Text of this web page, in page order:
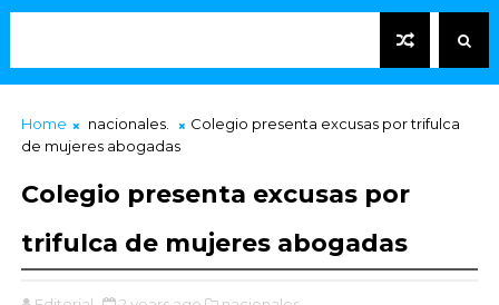
Home nacionales.
Colegio presenta excusas por trifulca
de mujeres abogadas
Colegio presenta excusas por
trifulca de mujeres abogadas